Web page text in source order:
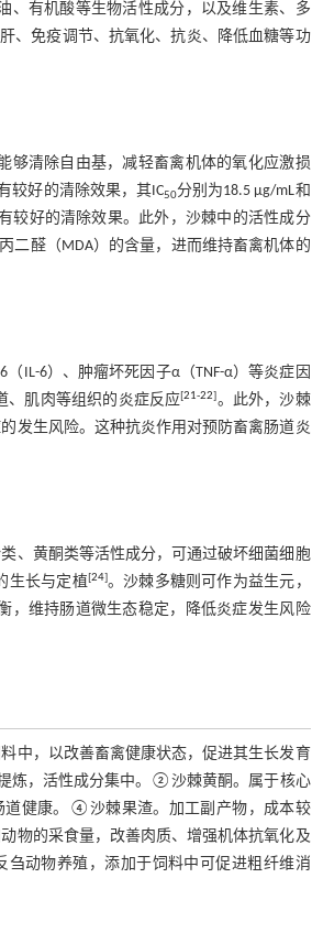
、有机酸等生物活性成分，以及维生素、多
、免疫调节、抗氧化、抗炎、降低血糖等功
够清除自由基，减轻畜禽机体的氧化应激损
较好的清除效果，其IC50分别为18.5 μg/mL和
较好的清除效果。此外，沙棘中的活性成分
二醛（MDA）的含量，进而维持畜禽机体的
IL-6）、肿瘤坏死因子α（TNF-α）等炎症因
、肌肉等组织的炎症反应[21-22]。此外，沙棘
发生风险。这种抗炎作用对预防畜禽肠道炎
、黄酮类等活性成分，可通过破坏细菌细胞
生长与定植[24]。沙棘多糖则可作为益生元，
，维持肠道微生态稳定，降低炎症发生风险
中，以改善畜禽健康状态，促进其生长发育
炼，活性成分集中。②沙棘黄酮。属于核心
道健康。④沙棘果渣。加工副产物，成本较
物的采食量，改善肉质、增强机体抗氧化及
动物养殖，添加于饲料中可促进粗纤维消